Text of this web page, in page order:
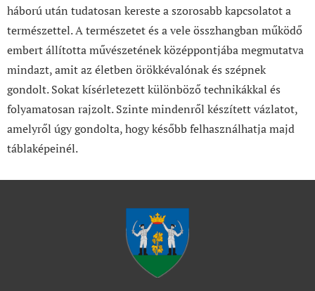
háború után tudatosan kereste a szorosabb kapcsolatot a
természettel. A természetet és a vele összhangban működő
embert állította művészetének középpontjába megmutatva
mindazt, amit az életben örökkévalónak és szépnek
gondolt. Sokat kísérletezett különböző technikákkal és
folyamatosan rajzolt. Szinte mindenről készített vázlatot,
amelyről úgy gondolta, hogy később felhasználhatja majd
táblaképeinél.